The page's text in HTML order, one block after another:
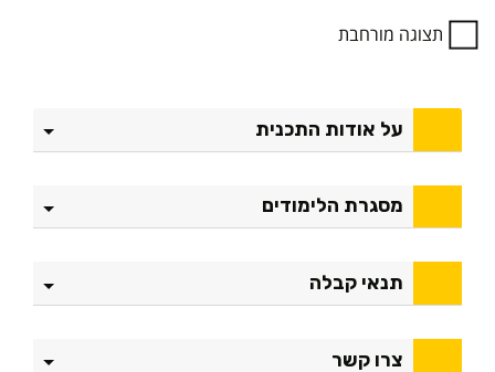
תצוגה מורחבת
על אודות התכנית
מסגרת הלימודים
תנאי קבלה
צרו קשר